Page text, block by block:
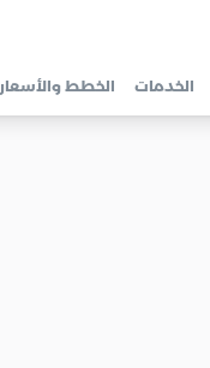
الخدمات الخطط والأسعار